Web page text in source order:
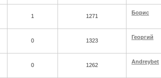
1 1271
Борис
0 1323
Георгий
0 1262
Andreybet